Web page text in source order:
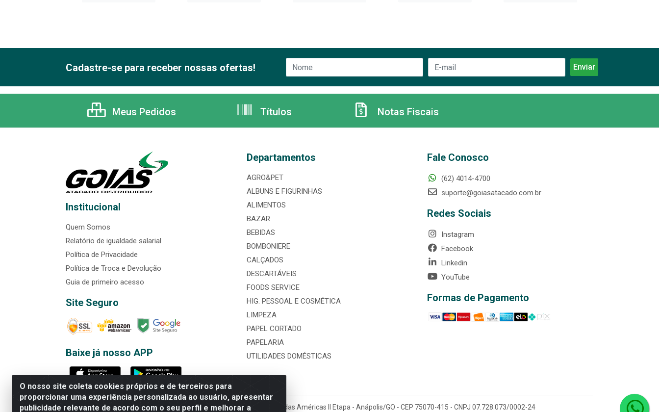
O nosso site coleta cookies próprios e de terceiros para
proporcionar uma experiência personalizada ao usuário, apresentar
publicidade relevante de acordo com o seu perfil e melhorar a
Cadastre-se para receber nossas ofertas!
Meus Pedidos Títulos Notas Fiscais
Institucional
Quem Somos
Relatório de igualdade salarial
Política de Privacidade
Política de Troca e Devolução
Guia de primeiro acesso
Site Seguro
Baixe já nosso APP
Departamentos
AGRO&PET
ALBUNS E FIGURINHAS
ALIMENTOS
BAZAR
BEBIDAS
BOMBONIERE
CALÇADOS
DESCARTÁVEIS
FOODS SERVICE
HIG. PESSOAL E COSMÉTICA
LIMPEZA
PAPEL CORTADO
PAPELARIA
UTILIDADES DOMÉSTICAS
Fale Conosco
(62) 4014-4700
suporte@goiasatacado.com.br
Redes Sociais
Instagram
Facebook
Linkedin
YouTube
Formas de Pagamento
Rede Brasil - Avenida Universitária, nº 3860, Jardim das Américas II Etapa - Anápolis/GO - CEP 75070-415 - CNPJ 07.728.073/0002-24